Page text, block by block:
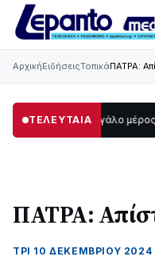
ΑρχικήΕιδήσειςΤοπικάΠΑΤΡΑ:
ΤΕΛΕΥΤΑΙΑ
σκοτάδι μεγάλο μέρος στο
ΠΑΤΡΑ:
ΤΡΊ 10 ΔΕΚΕΜΒΡΊΟΥ 2024